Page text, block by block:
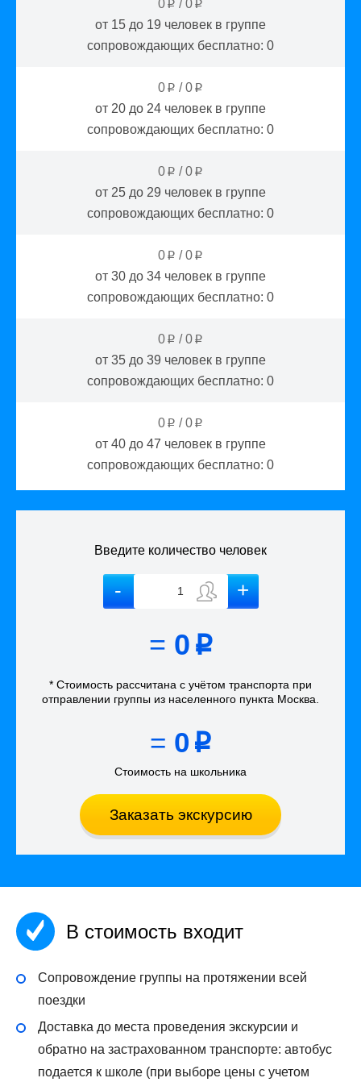
0 p / 0 p
от 15 до 19 человек в группе
сопровождающих бесплатно: 0
0 p /0 p
от 20 до 24 человек в группе
сопровождающих бесплатно: 0
0 p /0 p
от 25 до 29 человек в группе
сопровождающих бесплатно: 0
0 p /0 p
от 30 до 34 человек в группе
сопровождающих бесплатно: 0
0 p /0 p
от 35 до 39 человек в группе
сопровождающих бесплатно: 0
0 p /0 p
от 40 до 47 человек в группе
сопровождающих бесплатно: 0
Введите количество человек
= 0 p
* Стоимость рассчитана с учётом транспорта при
отправлении группы из населенного пункта Москва
= 0 p
Стоимость на школьника
Заказать экскурсию
В стоимость входит
Сопровождение группы на протяжении всей
поездки
Доставка до места проведения экскурсии и
обратно на застрахованном транспорте: автобус
подается к школе (при выборе цены с учетом